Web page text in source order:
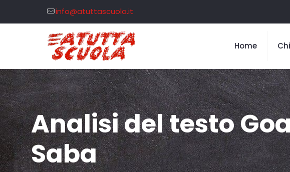
info@atuttascuola.it
Home
Analisi del testo
Saba